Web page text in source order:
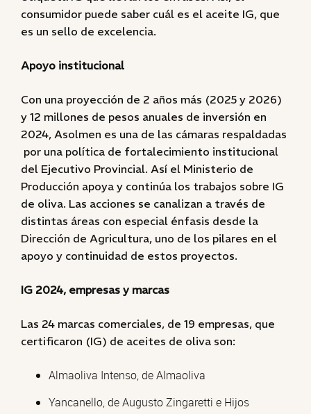
consumidor puede saber cuál es el aceite IG, que
es un sello de excelencia.
Apoyo institucional
Con una proyección de 2 años más (2025 y 2026)
y 12 millones de pesos anuales de inversión en
2024, Asolmen es una de las cámaras respaldadas
por una política de fortalecimiento institucional
del Ejecutivo Provincial. Así el Ministerio de
Producción apoya y continúa los trabajos sobre IG
de oliva. Las acciones se canalizan a través de
distintas áreas con especial énfasis desde la
Dirección de Agricultura, uno de los pilares en el
apoyo y continuidad de estos proyectos.
IG 2024, empresas y marcas
Las 24 marcas comerciales, de 19 empresas, que
certificaron (IG) de aceites de oliva son:
Almaoliva Intenso, de Almaoliva
Yancanello, de Augusto Zingaretti e Hijos